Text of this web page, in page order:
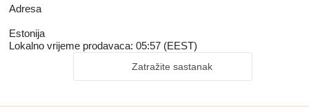
Adresa
Estonija
Lokalno vrijeme prodavaca: 05:57 (EEST)
Zatražite sastanak